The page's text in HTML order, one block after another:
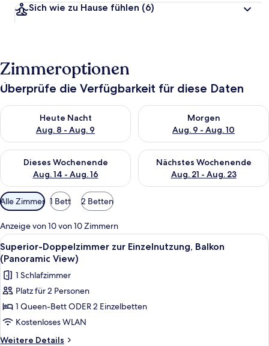
Sich wie zu Hause fühlen (6)
Zimmeroptionen
Überprüfe die Verfügbarkeit für diese Daten
Heute Nacht
Aug. 8 - Aug. 9
Überprüfe die Verfügbarkeit für heute Nacht, Aug. 8 - Aug. 9.
Morgen
Aug. 9 - Aug. 10
Überprüfe die Verfügbarkeit
Dieses Wochenende
Aug. 14 - Aug. 16
Überprüfe die Verfügbarkeit für dieses Wochenende, Aug. 14
Nächstes Wochenende
Aug. 21 - Aug. 23
Überprüfe die Verfügbarkeit
Verfügbare
Filter
für
Zimmer
Alle Zimmer 1 Bett 2 Betten
Anzeige von 10 von 10 Zimmern
Alle
Fotos
für
Superior-
Doppelzimmer
zur
Einzelnutzung,
Balkon
Ein Hotelzimmer mit einem Bett,
10
Superior-Doppelzimmer zur Einzelnutzung, Balkon
(Panoramic View)
1 Schlafzimmer
Platz für 2 Personen
1 Queen-Bett ODER 2 Einzelbetten
Kostenloses WLAN
Weitere Details
Weitere